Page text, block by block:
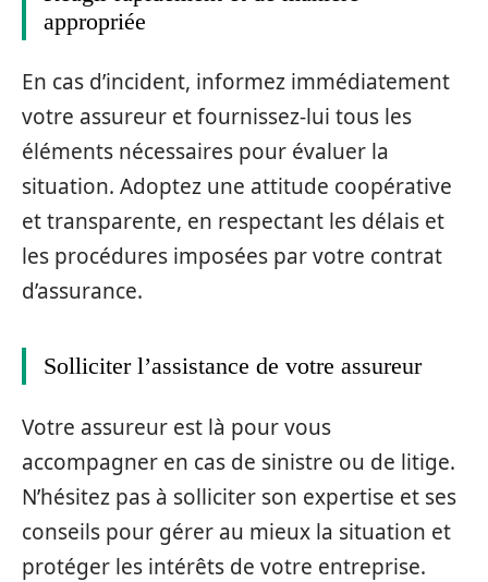
appropriée
En cas d’incident, informez immédiatement
votre assureur et fournissez-lui tous les
éléments nécessaires pour évaluer la
situation. Adoptez une attitude coopérative
et transparente, en respectant les délais et
les procédures imposées par votre contrat
d’assurance.
Solliciter l’assistance de votre assureur
Votre assureur est là pour vous
accompagner en cas de sinistre ou de litige.
N’hésitez pas à solliciter son expertise et ses
conseils pour gérer au mieux la situation et
protéger les intérêts de votre entreprise.